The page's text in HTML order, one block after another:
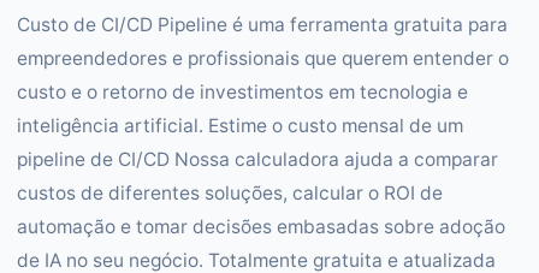
Custo de CI/CD Pipeline é uma ferramenta gratuita para
empreendedores e profissionais que querem entender o
custo e o retorno de investimentos em tecnologia e
inteligência artificial. Estime o custo mensal de um
pipeline de CI/CD Nossa calculadora ajuda a comparar
custos de diferentes soluções, calcular o ROI de
automação e tomar decisões embasadas sobre adoção
de IA no seu negócio. Totalmente gratuita e atualizada